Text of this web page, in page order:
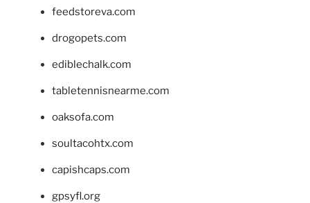
feedstoreva.com
drogopets.com
ediblechalk.com
tabletennisnearme.com
oaksofa.com
soultacohtx.com
capishcaps.com
gpsyfl.org